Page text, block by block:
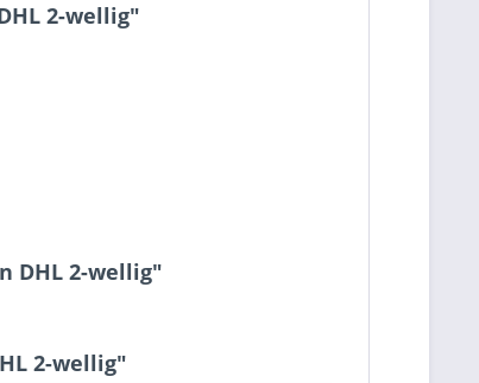
2-wellig"
DHL 2-wellig"
2-wellig"